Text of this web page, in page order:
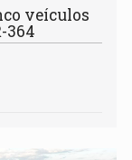
veículos
364